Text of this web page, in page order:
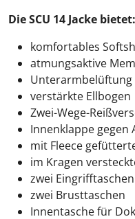
Die SCU 14 Jacke bietet:
komfortables
atmungsaktive
Unterarmbelüftung
verstärkte Ellbogen
Zwei-Wege-
Innenklappe gegen
mit Fleece
im Kragen
zwei Eingrifftaschen
zwei Brusttaschen
Innentasche für